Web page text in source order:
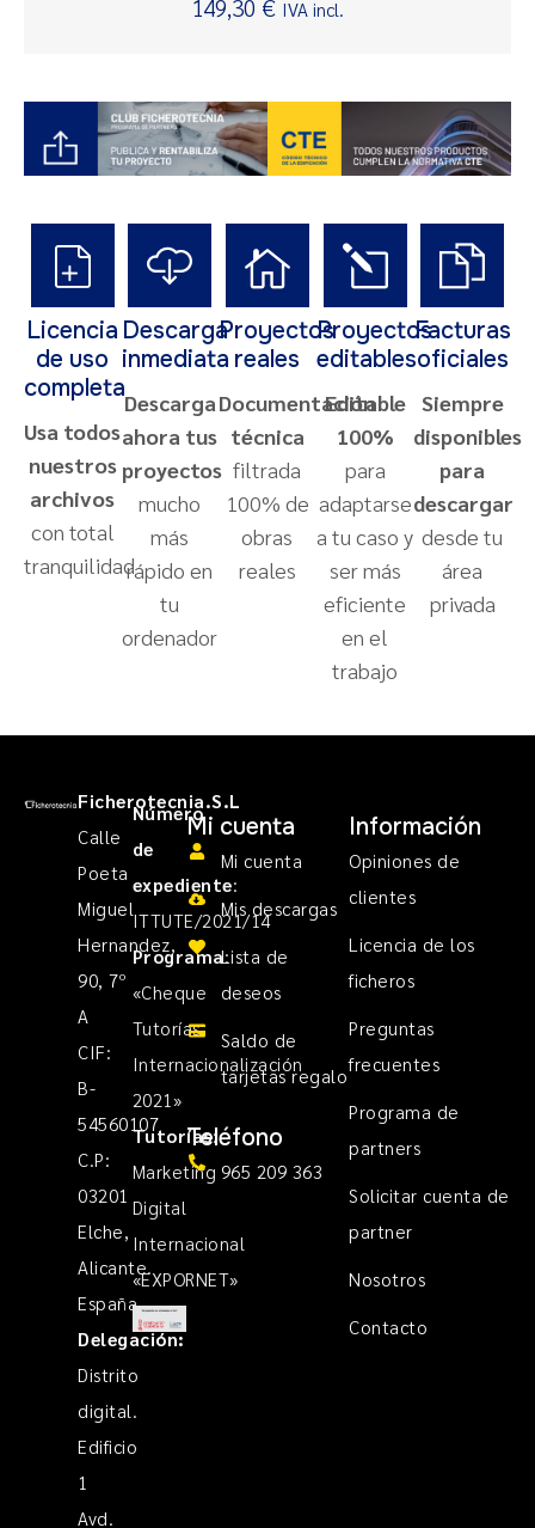
con
149,30 € IVA incl.
Licencia
de uso
completa
Usa todos
nuestros
archivos
con total
tranquilidad
Descarga
inmediata
Descarga
ahora tus
proyectos
mucho
más
rápido en
tu
ordenador
Proyectos
reales
Documentación
técnica
filtrada
100% de
obras
reales
Proyectos
editables
Editable
100%
para
adaptarse
a tu caso y
ser más
eficiente
en el
trabajo
Facturas
oficiales
Siempre
disponibles
para
descargar
desde tu
área
privada
Ficherotecnia.S.L
Calle
Poeta
Miguel
Hernandez,
90, 7º
A
CIF:
B-
54560107
C.P:
03201
Elche,
Alicante.
España
Delegación:
Distrito
digital.
Edificio
1
Avd.
Número
de
expediente:
ITTUTE/2021/14
Programa:
«Cheque
Tutorías
Internacionalización
2021»
Tutorías:
Marketing
Digital
Internacional
«EXPORNET»
Mi cuenta
Mi cuenta
Mis descargas
Lista de
deseos
Saldo de
tarjetas regalo
Teléfono
965 209 363
Información
Opiniones de
clientes
Licencia de los
ficheros
Preguntas
frecuentes
Programa de
partners
Solicitar cuenta de
partner
Nosotros
Contacto